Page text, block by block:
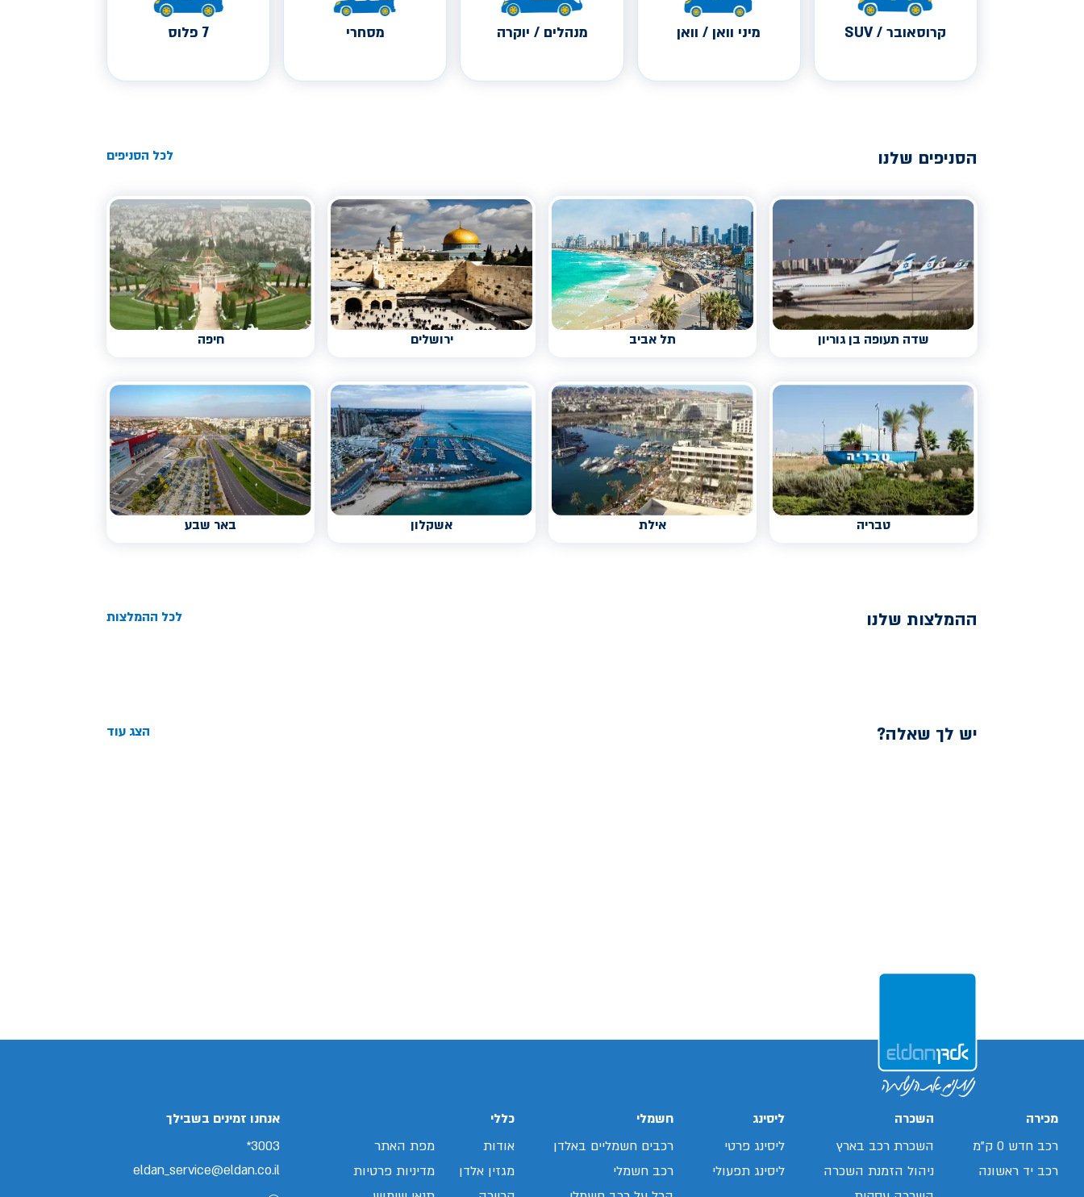
קרוסאובר / SUV מיני וואן / וואן מנהלים / יוקרה מסחרי 7 פלוס
הסניפים שלנו לכל הסניפים
שדה תעופה בן גוריון תל אביב ירושלים חיפה
טבריה אילת אשקלון באר שבע
ההמלצות שלנו לכל ההמלצות
יש לך שאלה? הצג עוד
מכירה
רכב חדש 0 ק"מ
רכב יד ראשונה
השכרה
השכרת רכב בארץ
ניהול הזמנת השכרה
ליסינג
ליסינג פרטי
ליסינג תפעולי
חשמלי
רכבים חשמליים באלדן
רכב חשמלי
כללי
אודות
מגזין אלדן
מפת האתר
מדיניות פרטיות
אנחנו זמינים בשבילך
3003*
eldan_service@eldan.co.il